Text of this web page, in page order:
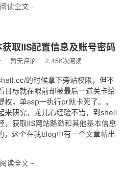
读全文 -
取IIS配置信息及账号密码
暂无评论 2.45K次阅读
的时候拿下旁站权限，但不
目标就在眼前却被最后一道关卡给
，单asp一执行pr就卡死了。。
来研究，龙儿心经验不错，到shell
，获取IIS网站路劲和其他基本信息
，这个在我blog中有一个文章帖出
读全文 -